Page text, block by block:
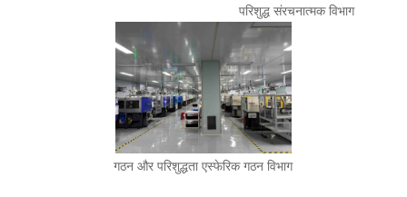
परिशुद्ध संरचनात्मक विभाग
गठन और परिशुद्धता एस्फेरिक गठन विभाग